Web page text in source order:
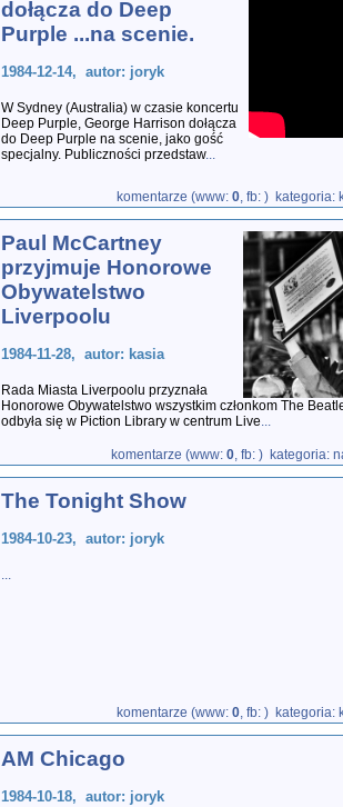
dołącza do Deep
Purple ...na scenie.
1984-12-14, autor: joryk
W Sydney (Australia) w czasie koncertu
Deep Purple, George Harrison dołącza
do Deep Purple na scenie, jako gość
specjalny. Publiczności przedstaw...
komentarze (www: 0, fb: ) kategoria:
Paul McCartney
przyjmuje Honorowe
Obywatelstwo
Liverpoolu
1984-11-28, autor: kasia
Rada Miasta Liverpoolu przyznała
Honorowe Obywatelstwo wszystkim członkom The
odbyła się w Piction Library w centrum Live...
komentarze (www: 0, fb: ) kategoria:
The Tonight Show
1984-10-23, autor: joryk
...
komentarze (www: 0, fb: ) kategoria:
AM Chicago
1984-10-18, autor: joryk